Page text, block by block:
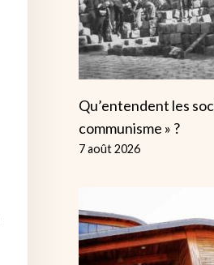
Qu’entendent les
communisme » ?
7 août 2026